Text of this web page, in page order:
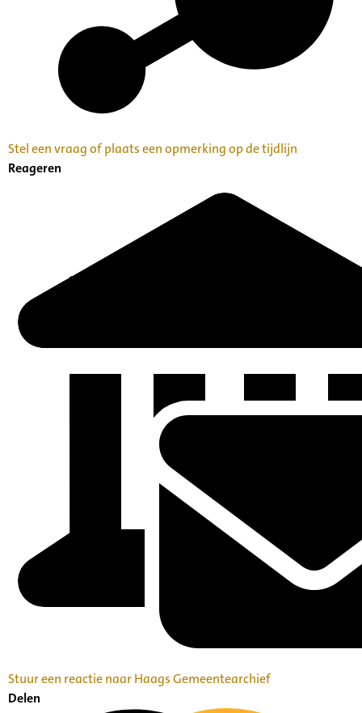
Stel een vraag of plaats een opmerking op de tijdlijn
Reageren
Stuur een reactie naar Haags Gemeentearchief
Delen